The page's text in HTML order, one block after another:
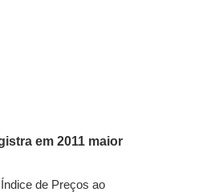
em 2011 maior
de Preços ao